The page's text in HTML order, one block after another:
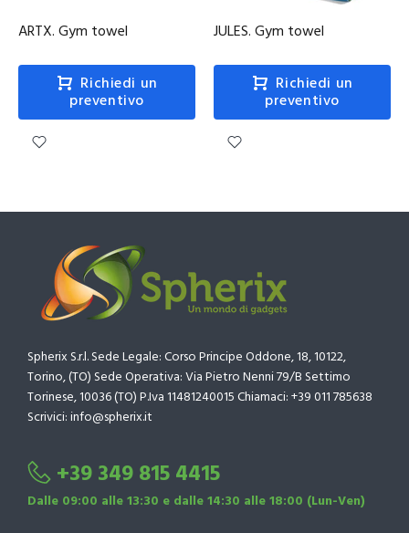
ARTX. Gym towel
Richiedi un
preventivo
JULES. Gym towel
Richiedi un
preventivo
Spherix S.r.l. Sede Legale: Corso Principe Oddone, 18, 10122,
Torino, (TO) Sede Operativa: Via Pietro Nenni 79/B Settimo
Torinese, 10036 (TO) P.Iva 11481240015 Chiamaci: +39 011 785638
Scrivici: info@spherix.it
+39 349 815 4415
Dalle 09:00 alle 13:30 e dalle 14:30 alle 18:00 (Lun-Ven)